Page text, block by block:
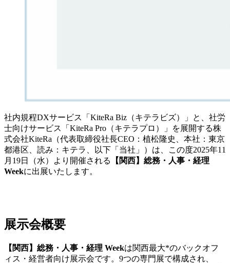
社内規程DXサービス「KiteRa Biz（キテラビズ）」と、社労
士向けサービス「KiteRa Pro（キテラプロ）」を展開する株
式会社KiteRa（代表取締役社長CEO：植松隆史、本社：東京
都港区、読み：キテラ、以下「当社」）は、この度2025年11
月19日（水）より開催される
【関西】総務・人事・経理
Weekに出展いたします。
展示会概要
【関西】総務・人事・経理 Weekは関西最大*のバックオフ
ィス・経営者向け展示会です。9つの専門展で構成され、